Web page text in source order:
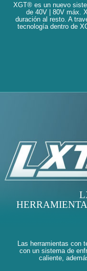
XGT® es un nuevo
de 40V | 80V máx.
duración al resto. A
tecnología dentro de
Las herramientas con
con un sistema de
caliente,